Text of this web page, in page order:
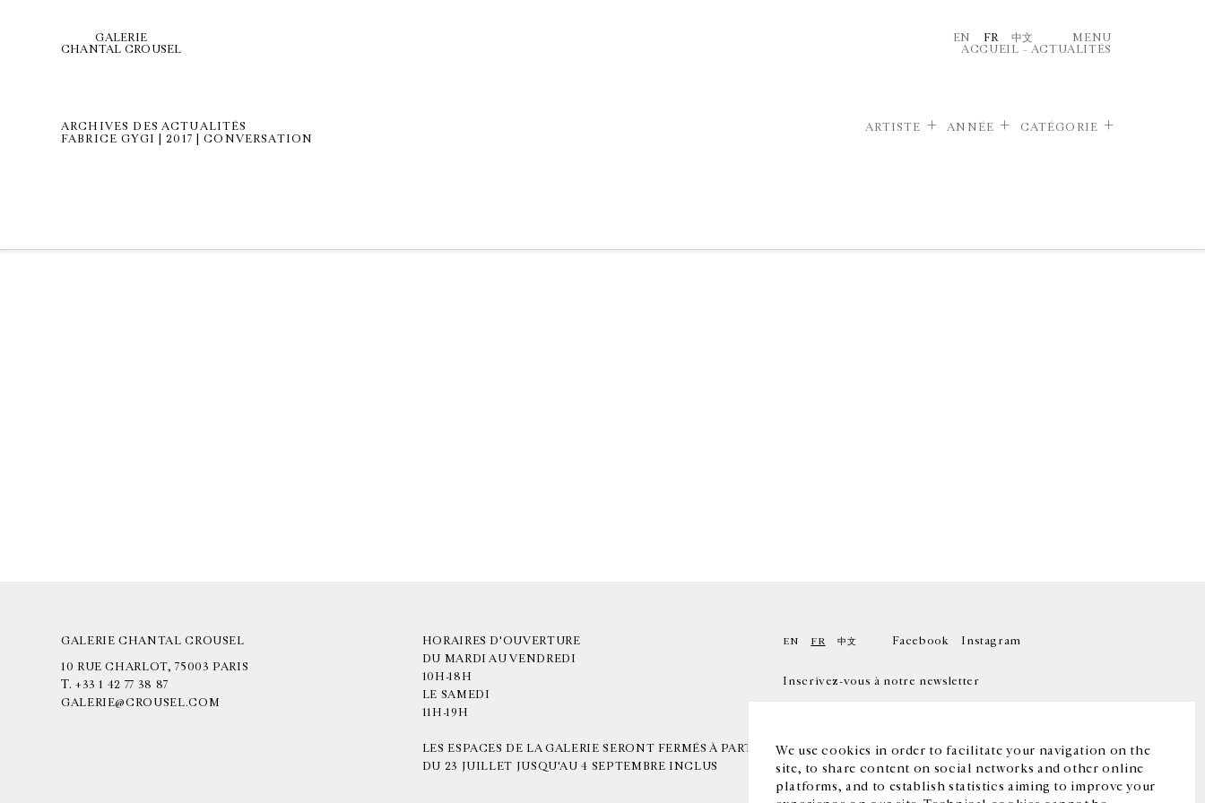
We use cookies in order to facilitate your navigation on the
site, to share content on social networks and other online
platforms, and to establish statistics aiming to improve your
GALERIE
CHANTAL CROUSEL
EN FR 中文
MENU
ACCUEIL – ACTUALITÉS
ARCHIVES DES ACTUALITÉS
FABRICE GYGI | 2017 | CONVERSATION
ARTISTE ANNÉE CATÉGORIE
GALERIE CHANTAL CROUSEL
10 RUE CHARLOT, 75003 PARIS
T. +33 1 42 77 38 87
GALERIE@CROUSEL.COM
HORAIRES D'OUVERTURE
DU MARDI AU VENDREDI
10H-18H
LE SAMEDI
11H-19H
LES ESPACES DE LA GALERIE SERONT FERMÉS À PARTIR
DU 23 JUILLET JUSQU'AU 4 SEPTEMBRE INCLUS
EN FR 中文 Facebook Instagram
Inscrivez-vous à notre newsletter